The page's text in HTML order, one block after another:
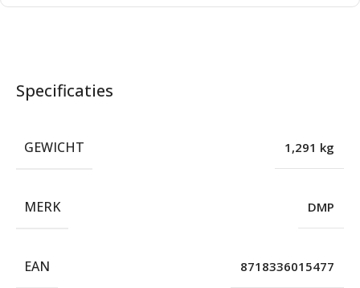
Specificaties
GEWICHT 1,291 kg
MERK DMP
EAN 8718336015477